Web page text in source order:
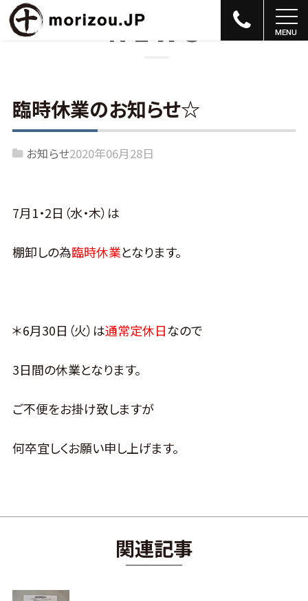
NEWS
臨時休業のお知らせ☆
お知らせ2020年06月28日
7月1・2日（水・木）は
棚卸しの為臨時休業となります。
＊6月30日（火）は通常定休日なので
3日間の休業となります。
ご不便をお掛け致しますが
何卒宜しくお願い申し上げます。
関連記事